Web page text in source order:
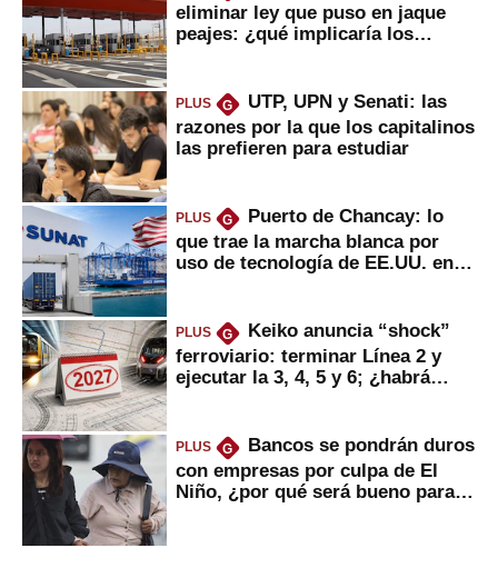
eliminar ley que puso en jaque
peajes: ¿qué implicaría los
PLUS G
UTP, UPN y Senati: las
razones por la que los capitalinos
las prefieren para estudiar
PLUS G
Puerto de Chancay: lo
que trae la marcha blanca por
uso de tecnología de EE.UU. en
PLUS G
Keiko anuncia “shock”
ferroviario: terminar Línea 2 y
ejecutar la 3, 4, 5 y 6; ¿habrá
PLUS G
Bancos se pondrán duros
con empresas por culpa de El
Niño, ¿por qué será bueno para